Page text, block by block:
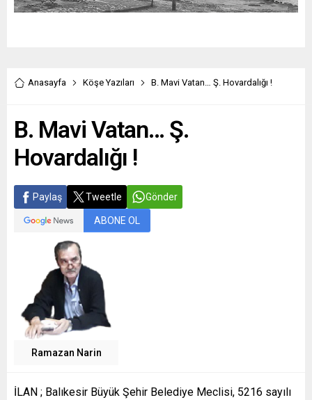
Anasayfa Köşe Yazıları B. Mavi Vatan… Ş. Hovardalığı !
B. Mavi Vatan… Ş.
Hovardalığı !
Paylaş Tweetle Gönder
ABONE OL
Ramazan Narin
İLAN ; Balıkesir Büyük Şehir Belediye Meclisi, 5216 sayılı